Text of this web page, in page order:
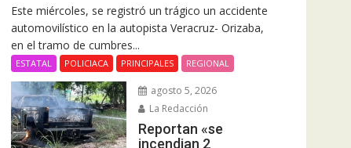
Este miércoles, se registró un trágico un accidente
automovilístico en la autopista Veracruz- Orizaba,
en el tramo de cumbres...
ESTATAL POLICIACA PRINCIPALES REGIONAL
agosto 5, 2026
La Redacción
Reportan «se
incendian 2